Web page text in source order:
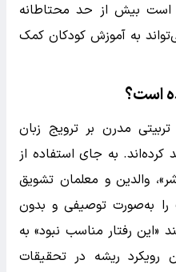
است بیش از حد محتاطانه
به آموزش کودکان کمک
است؟
مدرن بر ترویج زبان
کرده‌اند. به جای استفاده از
والدین و معلمان تشویق
را به‌صورت توصیفی و بدون
«این رفتار مناسب نبود» به
ریشه در تحقیقات